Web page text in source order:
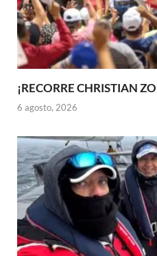
¡RECORRE CHRISTIAN
6 agosto, 2026